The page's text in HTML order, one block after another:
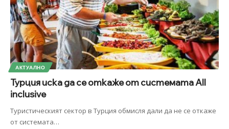
АКТУАЛНО
Турция иска да се откаже от системата Аll
inclusive
Туристическият сектор в Турция обмисля дали да не се откаже
от системата…